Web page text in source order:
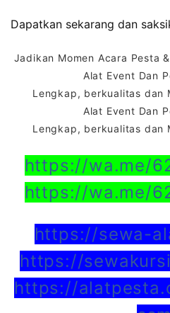
Dapatkan sekarang dan
Jadikan Momen Acara Pesta
Alat Event Dan
Lengkap, berkualitas dan
Alat Event Dan
Lengkap, berkualitas dan
https://wa.me/
https://wa.me/
https://sewa-
https://
https://